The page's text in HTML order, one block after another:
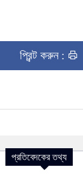
প্রিন্ট করুন :
প্রতিবেদকের তথ্য